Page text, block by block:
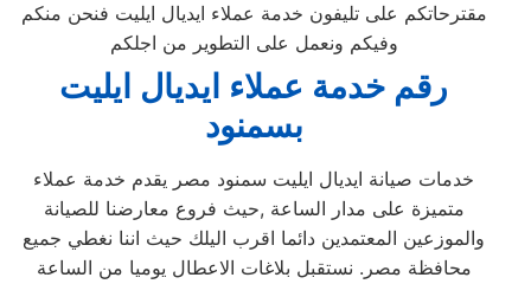
مقترحاتكم على تليفون خدمة عملاء ايديال ايليت فنحن منكم
وفيكم ونعمل على التطوير من اجلكم
رقم خدمة عملاء ايديال ايليت
بسمنود
خدمات صيانة ايديال ايليت سمنود مصر يقدم خدمة عملاء
متميزة على مدار الساعة ,حيث فروع معارضنا للصيانة
والموزعين المعتمدين دائما اقرب اليلك حيث اننا نغطي جميع
محافظة مصر. نستقبل بلاغات الاعطال يوميا من الساعة